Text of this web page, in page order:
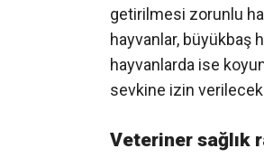
getirilmesi zorunlu
hayvanlar, büyükbaş
hayvanlarda ise
sevkine izin
Veteriner sağlık